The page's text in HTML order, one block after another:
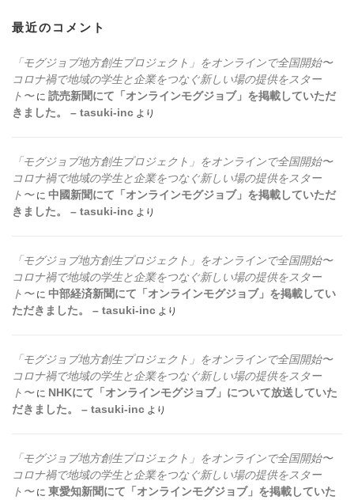
最近のコメント
「モグジョブ地方創生プロジェクト」をオンラインで全国開始〜
コロナ禍で地域の学生と企業をつなぐ新しい場の提供をスター
ト〜に 読売新聞にて「オンラインモグジョブ」を掲載していただ
きました。 – tasuki-inc より
「モグジョブ地方創生プロジェクト」をオンラインで全国開始〜
コロナ禍で地域の学生と企業をつなぐ新しい場の提供をスター
ト〜に 中國新聞にて「オンラインモグジョブ」を掲載していただ
きました。 – tasuki-inc より
「モグジョブ地方創生プロジェクト」をオンラインで全国開始〜
コロナ禍で地域の学生と企業をつなぐ新しい場の提供をスター
ト〜に 中部経済新聞にて「オンラインモグジョブ」を掲載してい
ただきました。 – tasuki-inc より
「モグジョブ地方創生プロジェクト」をオンラインで全国開始〜
コロナ禍で地域の学生と企業をつなぐ新しい場の提供をスター
ト〜に NHKにて「オンラインモグジョブ」について放送していた
だきました。 – tasuki-inc より
「モグジョブ地方創生プロジェクト」をオンラインで全国開始〜
コロナ禍で地域の学生と企業をつなぐ新しい場の提供をスター
ト〜に 東愛知新聞にて「オンラインモグジョブ」を掲載していた